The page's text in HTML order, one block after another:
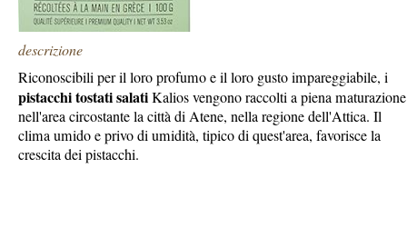
descrizione
Riconoscibili per il loro profumo e il loro gusto impareggiabile, i
pistacchi tostati salatiKalios vengono raccolti a piena maturazione
nell'area circostante la città di Atene, nella regione dell'Attica. Il
clima umido e privo di umidità, tipico di quest'area, favorisce la
crescita dei pistacchi.